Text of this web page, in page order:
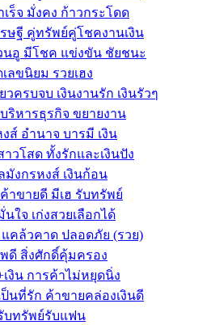
เร็จ มั่งคง ก้าวกระโดด
รษฐี คู่ทรัพย์คู่โชคงานเงิน
วนอู มีโชค แข่งขัน ชัยชนะ
เลขนิยม รวยเฮง
วครบจบ เงินงานรัก เงินรัวๆ
บริหารธุรกิจ ขยายงาน
งส์ อำนาจ บารมี เงิน
าวโสด ทั้งรักและเงินปัง
มังกรหงส์ เงินก้อน
ค้าขายดี มีเฮ รับทรัพย์
นใจ เก่งสวยเลือกได้
แคล้วคาด ปลอดภัย (รวย)
พดี สิ่งศักดิ์คุ้มครอง
เงิน การค้าไม่หยุดนิ่ง
ป็นที่รัก ค้าขายคล่องเงินดี
รับทรัพย์รับแฟน